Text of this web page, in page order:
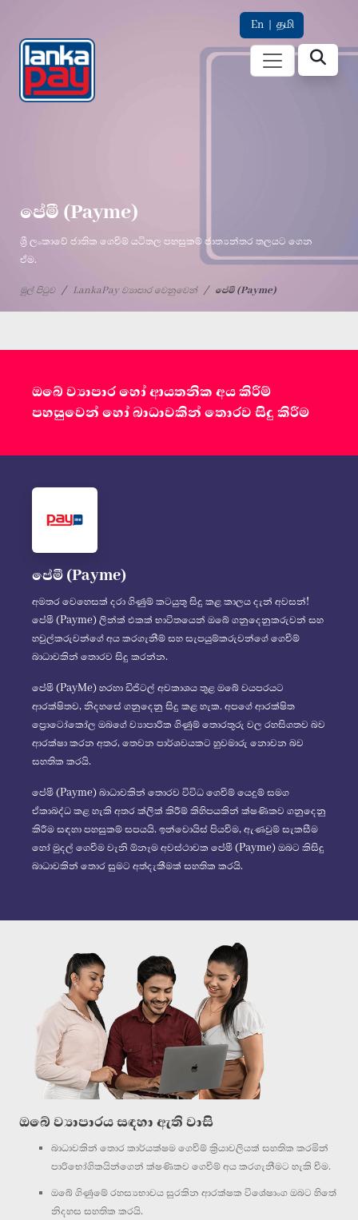
En | தமி
පේමී (Payme)
ශ්‍රී ලංකාවේ ජාතික ගෙවීම් යටිතල පහසුකම් ජාත්‍යන්තර තලයට ගෙන
ඒම.
මුල් පිටුව LankaPay ව්‍යාපාර වෙනුවෙන් පේමී (Payme)
ඔබේ ව්‍යාපාර හෝ ආයතනික අය කිරීම්
පහසුවෙන් හෝ බාධාවකින් තොරව සිදු කිරීම
පේමී (Payme)
අමතර වෙහෙසක් දරා ගිණුම් කටයුතු සිදු කළ කාලය දැන් අවසන්!
පේමී (Payme) ලින්ක් එකක් භාවිතයෙන් ඔබේ ගනුදෙනුකරුවන් සහ
හවුල්කරුවන්ගේ අය කරගැනීම් සහ සැපයුම්කරුවන්ගේ ගෙවීම්
බාධාවකින් තොරව සිදු කරන්න.
පේමී (PayMe) හරහා ඩිජිටල් අවකාශය තුළ ඔබේ වයපරයට
ආරක්ෂිතව, නිදහසේ ගනුදෙනු සිදු කළ හැක. අපගේ ආරක්ෂිත
ප්‍රොටෝකෝල ඔබගේ ව්‍යාපාරික ගිණුම් තොරතුරු වල රහසිගතව බව
ආරක්ෂා කරන අතර, තෙවන පාර්ශවයකට හුවමාරු නොවන බව
සහතික කරයි.
පේමී (Payme) බාධාවකින් තොරව විවිධ ගෙවීම් යෙදුම් සමග
ඒකාබද්ධ කළ හැකි අතර ක්ලික් කිරීම් කිහිපයකින් ක්ෂණිකව ගනුදෙනු
කිරීම සඳහා පහසුකම් සපයයි. ඉන්වොයිස් පියවීම, ඇණවුම් සැකසීම
හෝ මුදල් ගෙවීම වැනි ඕනෑම අවස්ථාවක පේමී (Payme) ඔබට කිසිදු
බාධාවකින් තොර සුමට අත්දැකීමක් සහතික කරයි.
ඔබේ ව්‍යාපාරය සඳහා ඇති වාසි
බාධාවකින් තොර කාර්යක්ෂම ගෙවීම් ක්‍රියාවලියක් සහතික කරමින්
පාරිභෝගිකයින්ගෙන් ක්ෂණිකව ගෙවීම් අය කරගැනීමට හැකි වීම.
ඔබේ ගිණුමේ රහස්‍යභාවය සුරකින ආරක්ෂක විශේෂාංග ඔබට හිතේ
නිදහස සහතික කරයි.